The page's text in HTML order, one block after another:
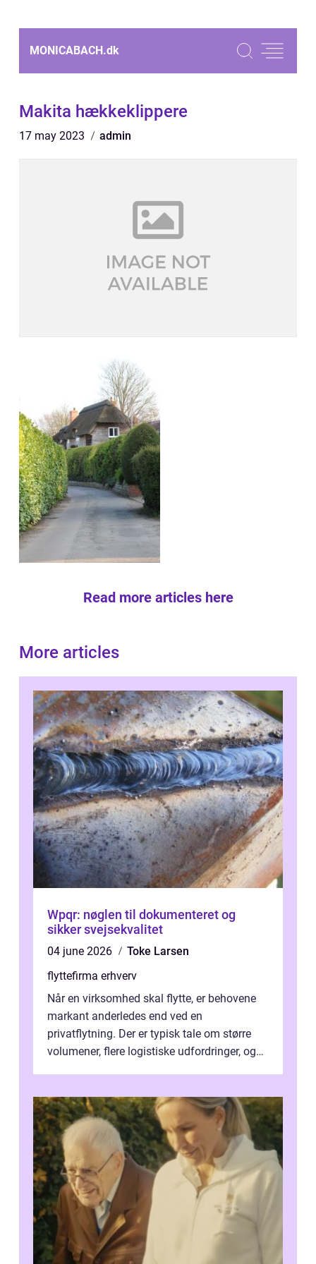
MONICABACH.dk
Makita hækkeklippere
17 may 2023 admin
Read more articles here
More articles
Wpqr: nøglen til dokumenteret og
sikker svejsekvalitet
04 june 2026
Toke Larsen
flyttefirma erhverv
Når en virksomhed skal flytte, er behovene
markant anderledes end ved en
privatflytning. Der er typisk tale om større
volumener, flere logistiske udfordringer, og